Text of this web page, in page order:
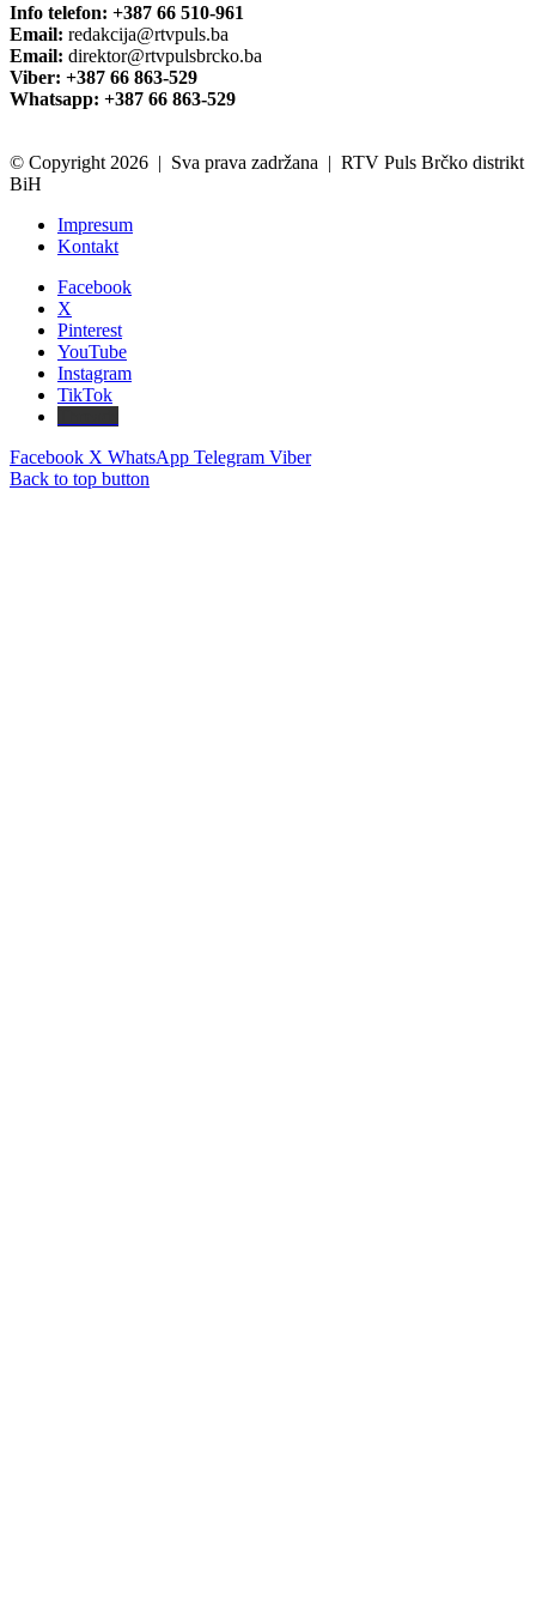
Info telefon: +387 66 510-961
Email: redakcija@rtvpuls.ba
Email: direktor@rtvpulsbrcko.ba
Viber: +387 66 863-529
Whatsapp: +387 66 863-529
© Copyright 2026 | Sva prava zadržana | RTV Puls Brčko distrikt
BiH
Impresum
Kontakt
Facebook
X
Pinterest
YouTube
Instagram
TikTok
Facebook X WhatsApp Telegram Viber
Back to top button